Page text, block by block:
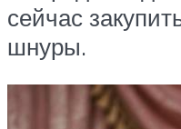
сейчас
шнуры.